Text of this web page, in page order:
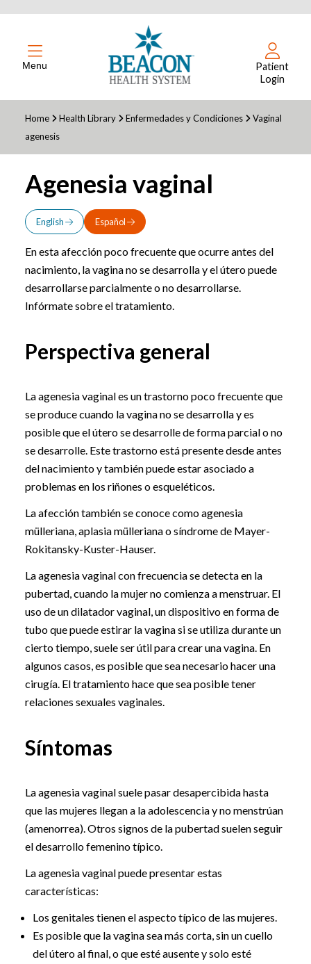
Menu
Patient
Login
Home Health Library Enfermedades y Condiciones
Vaginal
agenesis
Agenesia vaginal
English Español
En esta afección poco frecuente que ocurre antes del
nacimiento, la vagina no se desarrolla y el útero puede
desarrollarse parcialmente o no desarrollarse.
Infórmate sobre el tratamiento.
Perspectiva general
La agenesia vaginal es un trastorno poco frecuente que
se produce cuando la vagina no se desarrolla y es
posible que el útero se desarrolle de forma parcial o no
se desarrolle. Este trastorno está presente desde antes
del nacimiento y también puede estar asociado a
problemas en los riñones o esqueléticos.
La afección también se conoce como agenesia
mülleriana, aplasia mülleriana o síndrome de Mayer-
Rokitansky-Kuster-Hauser.
La agenesia vaginal con frecuencia se detecta en la
pubertad, cuando la mujer no comienza a menstruar. El
uso de un dilatador vaginal, un dispositivo en forma de
tubo que puede estirar la vagina si se utiliza durante un
cierto tiempo, suele ser útil para crear una vagina. En
algunos casos, es posible que sea necesario hacer una
cirugía. El tratamiento hace que sea posible tener
relaciones sexuales vaginales.
Síntomas
La agenesia vaginal suele pasar desapercibida hasta
que las mujeres llegan a la adolescencia y no menstrúan
(amenorrea). Otros signos de la pubertad suelen seguir
el desarrollo femenino típico.
La agenesia vaginal puede presentar estas
características:
Los genitales tienen el aspecto típico de las mujeres.
Es posible que la vagina sea más corta, sin un cuello
del útero al final, o que esté ausente y solo esté